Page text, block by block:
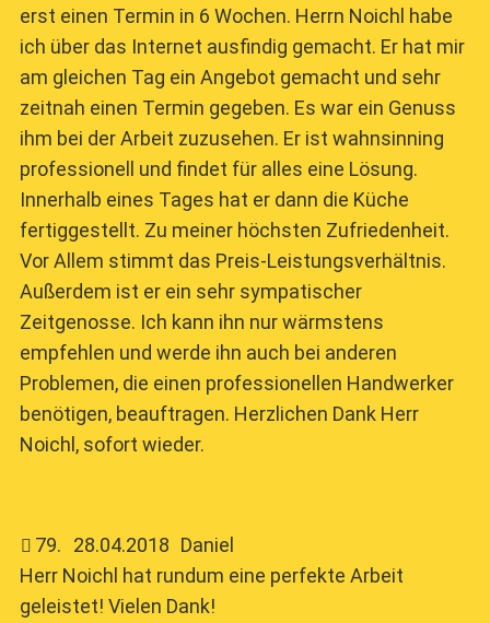
erst einen Termin in 6 Wochen. Herrn Noichl habe
ich über das Internet ausfindig gemacht. Er hat mir
am gleichen Tag ein Angebot gemacht und sehr
zeitnah einen Termin gegeben. Es war ein Genuss
ihm bei der Arbeit zuzusehen. Er ist wahnsinning
professionell und findet für alles eine Lösung.
Innerhalb eines Tages hat er dann die Küche
fertiggestellt. Zu meiner höchsten Zufriedenheit.
Vor Allem stimmt das Preis-Leistungsverhältnis.
Außerdem ist er ein sehr sympatischer
Zeitgenosse. Ich kann ihn nur wärmstens
empfehlen und werde ihn auch bei anderen
Problemen, die einen professionellen Handwerker
benötigen, beauftragen. Herzlichen Dank Herr
Noichl, sofort wieder.
79. 28.04.2018 Daniel
Herr Noichl hat rundum eine perfekte Arbeit
geleistet! Vielen Dank!